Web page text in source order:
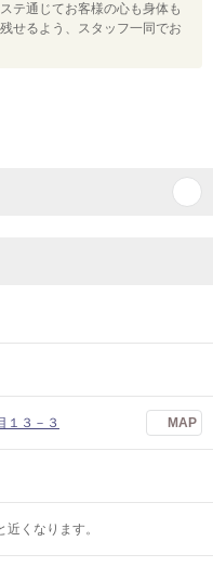
テ通じてお客様の心も身体も
せるよう、スタッフ一同でお
１３－３ MAP
くなります。